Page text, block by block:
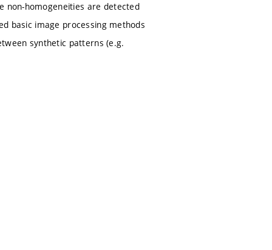
non-homogeneities are detected
basic image processing methods
synthetic patterns (e.g.